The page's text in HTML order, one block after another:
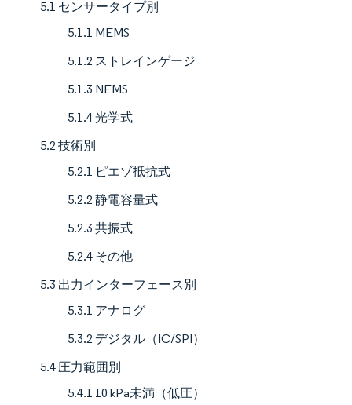
5.1 センサータイプ別
5.1.1 MEMS
5.1.2 ストレインゲージ
5.1.3 NEMS
5.1.4 光学式
5.2 技術別
5.2.1 ピエゾ抵抗式
5.2.2 静電容量式
5.2.3 共振式
5.2.4 その他
5.3 出力インターフェース別
5.3.1 アナログ
5.3.2 デジタル（IC/SPI）
5.4 圧力範囲別
5.4.1 10 kPa未満（低圧）